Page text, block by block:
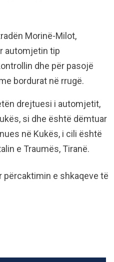
Morinë-Milot,
automjetin tip
dhe për pasojë
bordurat në rrugë.
drejtuesi i automjetit,
si dhe është dëmtuar
në Kukës, i cili është
e Traumës, Tiranë.
përcaktimin e shkaqeve të